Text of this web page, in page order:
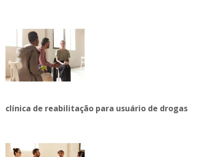
clínica de reabilitação para usuário de drogas